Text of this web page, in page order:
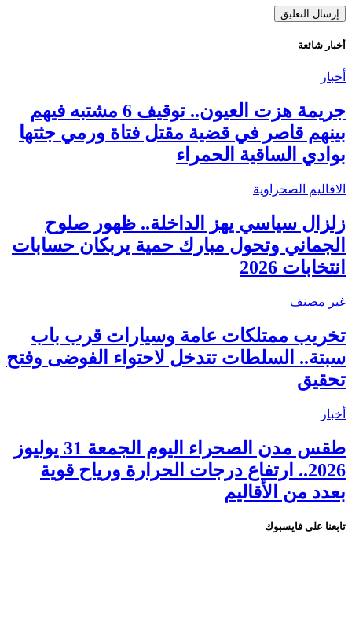
أخبار شائعة
أخبار
جريمة هزت العيون.. توقيف 6 مشتبه فيهم
بينهم قاصر في قضية مقتل فتاة ورمي جثتها
بوادي الساقية الحمراء
الاقاليم الصحراوية
زلزال سياسي يهز الداخلة.. ظهور صلوح
الجماني وتحول مبارك حمية يربكان حسابات
انتخابات 2026
غير مصنف
تخريب ممتلكات عامة وسيارات قرب باب
سبتة.. السلطات تتدخل لاحتواء الفوضى وفتح
تحقيق
أخبار
طقس مدن الصحراء اليوم الجمعة 31 يوليوز
2026.. ارتفاع درجات الحرارة ورياح قوية
بعدد من الأقاليم
تابعنا على فايسبوك